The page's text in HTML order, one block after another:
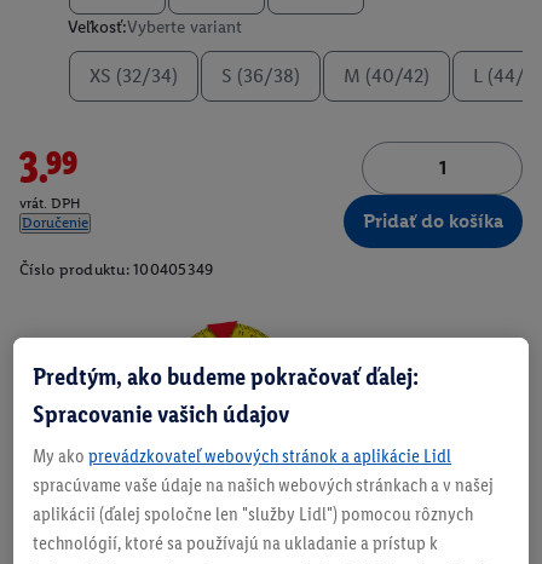
Veľkosť:Vyberte variant
XS (32/34) S (36/38) M (40/42) L (44/
3.99
vrát. DPH
Doručenie
Pridať do košíka
Číslo produktu: 100405349
Zistite svoju veľkosť
O produkte
Predtým, ako budeme pokračovať ďalej:
Spracovanie vašich údajov
My ako prevádzkovateľ webových stránok a aplikácie Lidl
spracúvame vaše údaje na našich webových stránkach a v našej
aplikácii (ďalej spoločne len "služby Lidl") pomocou rôznych
technológií, ktoré sa používajú na ukladanie a prístup k